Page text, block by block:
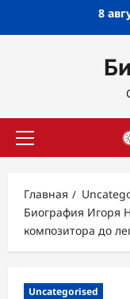
8
Основное
Главная
Биография Игоря
композитора до
Uncategorised